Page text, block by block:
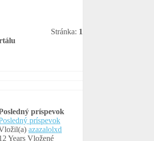
Stránka: 1
príspevok
príspevok
azazalolxd
Years Vložené